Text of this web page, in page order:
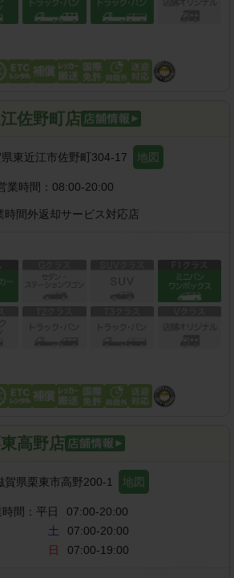
佐野町店
東近江市佐野町304-17 地図
業時間： 08:00-20:00
時間外返却サービス対応店
高野店
賀県栗東市高野200-1 地図
間： 平日
07:00-20:00
土
07:00-20:00
日
07:00-19:00